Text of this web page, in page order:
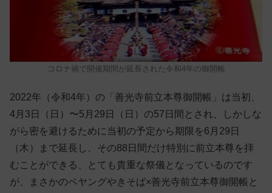
コロナ禍で開催期間が延長された令和4年の御開帳
2022年（令和4年）の「善光寺前立本尊御開帳」は当初、
4月3日（日）〜5月29日（日）の57日間とされ、しかしな
がら密を避けるために当初の予定から期限を6月29日
（木）まで延長し、その88日間だけ特別に前立本尊を拝
むことができる、とても貴重な祭儀となっているのです
が、まさかのペヤングやきそば×善光寺前立本尊御開帳と